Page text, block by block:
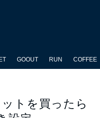
GOOUT RUN COFFEE
トを買ったら